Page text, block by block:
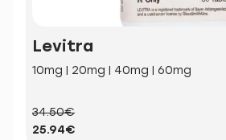
Levitra
10mg | 20mg | 40mg | 60mg
34.50€
25.94€